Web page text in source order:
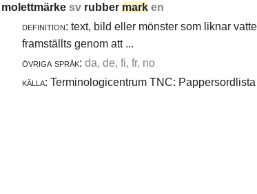
molettmärke sv rubber mark en
definition: text, bild eller mönster som liknar
framställts genom att ...
övriga språk: da, de, fi, fr, no
källa: Terminologicentrum TNC: